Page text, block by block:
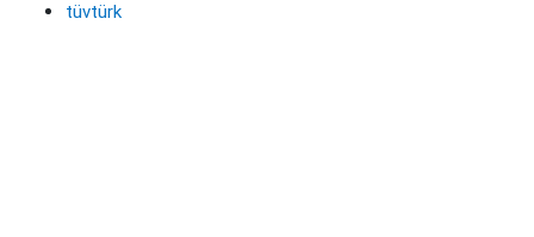
tüvtürk